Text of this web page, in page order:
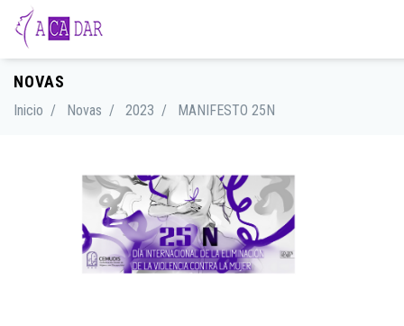
NOVAS
Inicio / Novas / 2023 / MANIFESTO 25N